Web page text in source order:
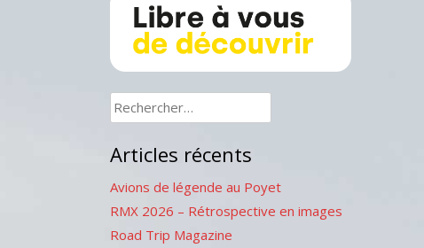
Rechercher :
Articles récents
Avions de légende au Poyet
RMX 2026 – Rétrospective en images
Road Trip Magazine